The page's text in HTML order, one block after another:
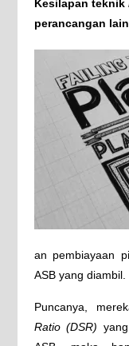
Kesilapan teknik
perancangan lain
an pembiayaan
ASB yang diambil.
Puncanya,
Ratio (DSR)